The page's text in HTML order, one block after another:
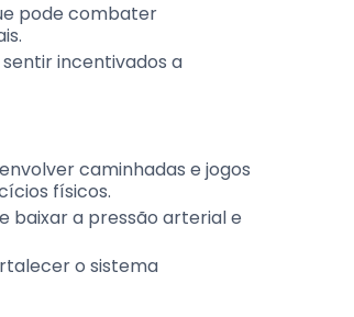
pode combater
incentivados a
caminhadas e jogos
físicos.
baixar a pressão arterial e
o sistema